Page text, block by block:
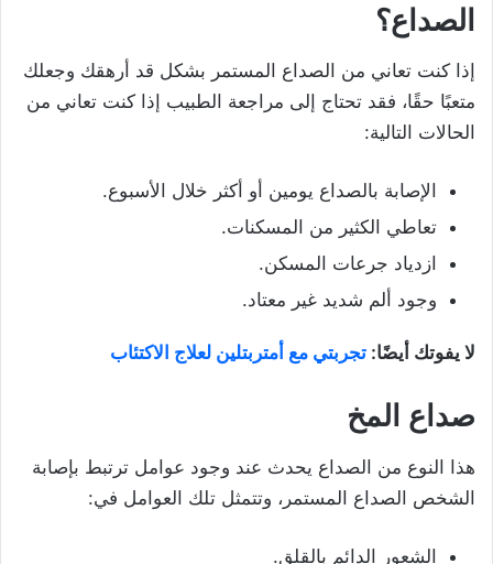
الصداع؟
إذا كنت تعاني من الصداع المستمر بشكل قد أرهقك وجعلك
متعبًا حقًا، فقد تحتاج إلى مراجعة الطبيب إذا كنت تعاني من
الحالات التالية:
الإصابة بالصداع يومين أو أكثر خلال الأسبوع.
تعاطي الكثير من المسكنات.
ازدياد جرعات المسكن.
وجود ألم شديد غير معتاد.
لا يفوتك أيضًا: تجربتي مع أمتربتلين لعلاج الاكتئاب
صداع المخ
هذا النوع من الصداع يحدث عند وجود عوامل ترتبط بإصابة
الشخص الصداع المستمر، وتتمثل تلك العوامل في:
الشعور الدائم بالقلق.